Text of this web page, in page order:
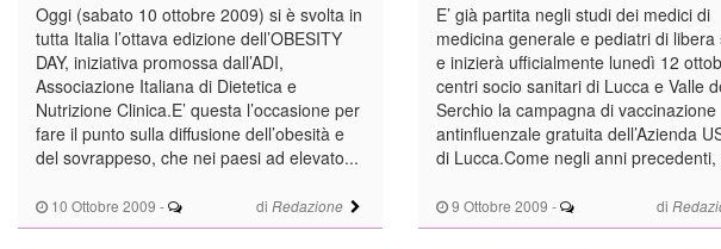
10 Ottobre 2009 - di Redazione
Oggi (sabato 10 ottobre 2009) si è svolta in
tutta Italia l’ottava edizione dell’OBESITY
DAY, iniziativa promossa dall’ADI,
Associazione Italiana di Dietetica e
Nutrizione Clinica.E’ questa l’occasione per
fare il punto sulla diffusione dell’obesità e
del sovrappeso, che nei paesi ad elevato...
9 Ottobre 2009 - di
E’ già partita negli studi dei medici di
medicina generale e pediatri di libera
e inizierà ufficialmente lunedì 12
centri socio sanitari di Lucca e Valle
Serchio la campagna di vaccinazione
antinfluenzale gratuita dell’Azienda
di Lucca.Come negli anni precedenti,